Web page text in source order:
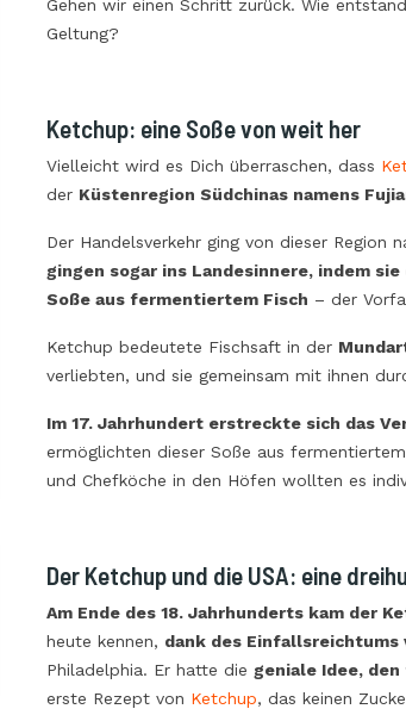
eine echte Zutat für viele traditionelle
regionale kulinarische...
Read more
Padano
Farbe
Hier
Read
Gehen wir einen Schritt zurück. Wie entstand
Geltung?
Ketchup: eine Soße von weit her
Vielleicht wird es Dich überraschen, dass
der Küstenregion Südchinas namens
Der Handelsverkehr ging von dieser Region
gingen sogar ins Landesinnere, indem
Soße aus fermentiertem Fisch – der
Ketchup bedeutete Fischsaftin der
verliebten, und sie gemeinsam mit ihnen
Im 17. Jahrhundert erstreckte sich das
ermöglichten dieser Soße aus
und Chefköche in den Höfen wollten es
Der Ketchup und die USA: eine
Am Ende des 18. Jahrhunderts kam der
heute kennen, dank des Einfallsreichtums
Philadelphia. Er hatte die geniale Idee,
erste Rezept von Ketchup, das keinen